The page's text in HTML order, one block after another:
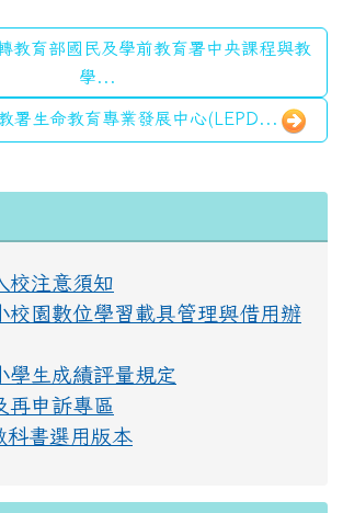
教育部國民及學前教育署中央課程與教
學...
署生命教育專業發展中心(LEPD...
校注意須知
校園數位學習載具管理與借用辦
學生成績評量規定
再申訴專區
科書選用版本